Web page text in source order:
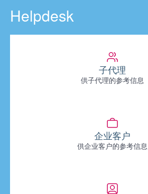
Helpdesk
子代理
供子代理的参考信息
企业客户
供企业客户的参考信息